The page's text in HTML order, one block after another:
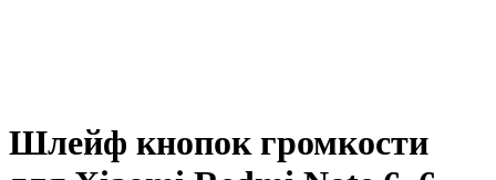
Шлейф кнопок громкости